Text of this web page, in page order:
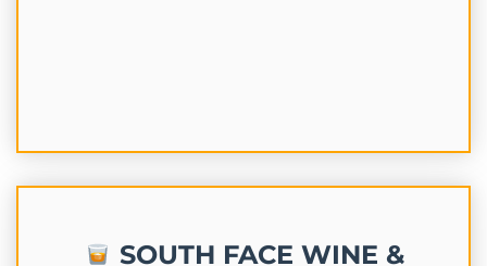
SOUTH FACE WINE &